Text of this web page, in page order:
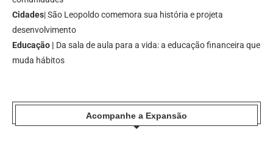
Cidades| São Leopoldo comemora sua história e projeta
desenvolvimento
Educação | Da sala de aula para a vida: a educação financeira que
muda hábitos
Acompanhe a Expansão